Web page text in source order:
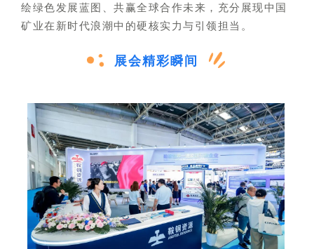
绘绿色发展蓝图、共赢全球合作未来，充分展现中国
矿业在新时代浪潮中的硬核实力与引领担当。
展会精彩瞬间